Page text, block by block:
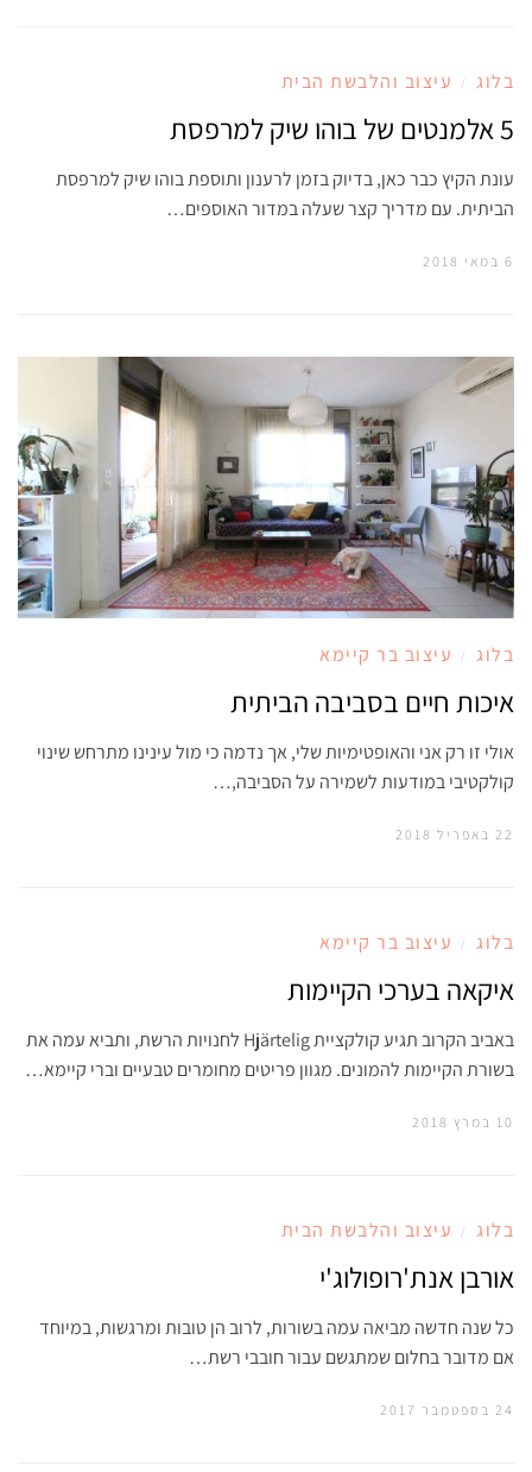
בלוג / עיצוב והלבשת הבית
5 אלמנטים של בוהו שיק למרפסת
עונת הקיץ כבר כאן, בדיוק בזמן לרענון ותוספת בוהו שיק למרפסת
הביתית. עם מדריך קצר שעלה במדור האוספים…
6 במאי 2018
בלוג / עיצוב בר קיימא
איכות חיים בסביבה הביתית
אולי זו רק אני והאופטימיות שלי, אך נדמה כי מול עינינו מתרחש שינוי
קולקטיבי במודעות לשמירה על הסביבה,…
22 באפריל 2018
בלוג / עיצוב בר קיימא
איקאה בערכי הקיימות
באביב הקרוב תגיע קולקציית Hjärtelig לחנויות הרשת, ותביא עמה את
בשורת הקיימות להמונים. מגוון פריטים מחומרים טבעיים וברי קיימא…
10 במרץ 2018
בלוג / עיצוב והלבשת הבית
אורבן אנת'רופולוג'י
כל שנה חדשה מביאה עמה בשורות, לרוב הן טובות ומרגשות, במיוחד
אם מדובר בחלום שמתגשם עבור חובבי רשת…
24 בספטמבר 2017